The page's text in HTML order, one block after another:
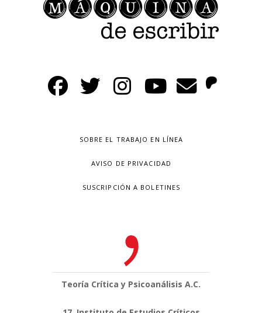
SOBRE EL TRABAJO EN LÍNEA
AVISO DE PRIVACIDAD
SUSCRIPCIÓN A BOLETINES
Teoría Crítica y Psicoanálisis A.C.